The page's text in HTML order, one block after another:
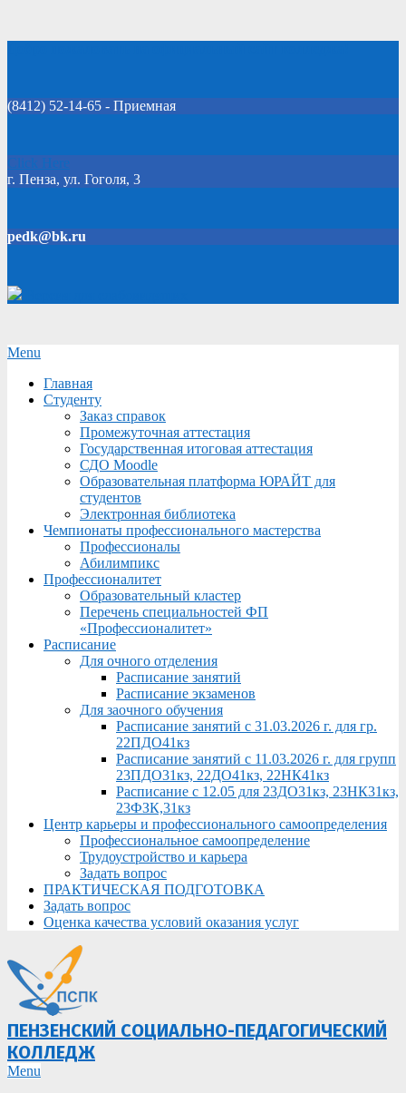
(8412) 52-14-65 - Приемная
Click Here
г. Пенза, ул. Гоголя, 3
pedk@bk.ru
Secondary
Menu
Menu
Главная
Студенту
Заказ справок
Промежуточная аттестация
Государственная итоговая аттестация
СДО Moodle
Образовательная платформа ЮРАЙТ для
студентов
Электронная библиотека
Чемпионаты профессионального мастерства
Профессионалы
Абилимпикс
Профессионалитет
Образовательный кластер
Перечень специальностей ФП
«Профессионалитет»
Расписание
Для очного отделения
Расписание занятий
Расписание экзаменов
Для заочного обучения
Расписание занятий с 31.03.2026 г. для гр.
22ПДО41кз
Расписание занятий с 11.03.2026 г. для групп
23ПДО31кз, 22ДО41кз, 22НК41кз
Расписание с 12.05 для 23ДО31кз, 23НК31кз,
23ФЗК,31кз
Центр карьеры и профессионального самоопределения
Профессиональное самоопределение
Трудоустройство и карьера
Задать вопрос
ПРАКТИЧЕСКАЯ ПОДГОТОВКА
Задать вопрос
Оценка качества условий оказания услуг
ПЕНЗЕНСКИЙ СОЦИАЛЬНО-ПЕДАГОГИЧЕСКИЙ
КОЛЛЕДЖ
Primary
Menu